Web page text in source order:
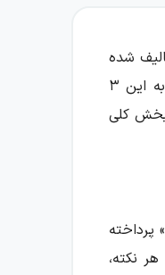
۲۸۸ صفحه تنظیم و تالیف شده
است. بخش اعظمی از سوالات درس عربی در کنکور سراسری را، مبحث ترجمه، تعریب و مفهوم در برمی‌گیرد، لذا در این کتاب تلاش شده تا با پرداختن به این ۳
کمک شود تا بتوانند درصد مطلوبی در این درس کسب کنند و نتیجهٔ قابل قبولی در کنکور سراسری به دست آورند. این کتاب به ۲ بخش کلی
نکته،